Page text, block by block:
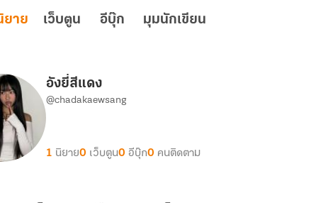
ยาย เว็บตูน อีบุ๊ก มุมนักเขียน
อังยี่สีแดง
@chadakaewsang
1 นิยาย0 เว็บตูน0 อีบุ๊ก0 คนติดตาม